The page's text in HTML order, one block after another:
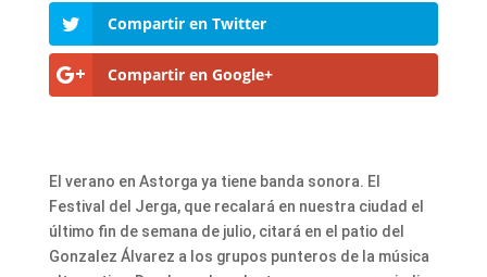
Compartir en Twitter
Compartir en Google+
El verano en Astorga ya tiene banda sonora. El
Festival del Jerga, que recalará en nuestra ciudad el
último fin de semana de julio, citará en el patio del
Gonzalez Álvarez a los grupos punteros de la música